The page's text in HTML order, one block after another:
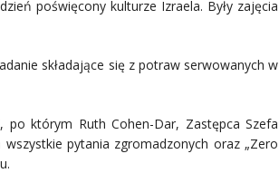
poświęcony kulturze Izraela. Były zajęcia
składające się z potraw serwowanych w
po którym Ruth Cohen-Dar, Zastępca Szefa
pytania zgromadzonych oraz „Zero